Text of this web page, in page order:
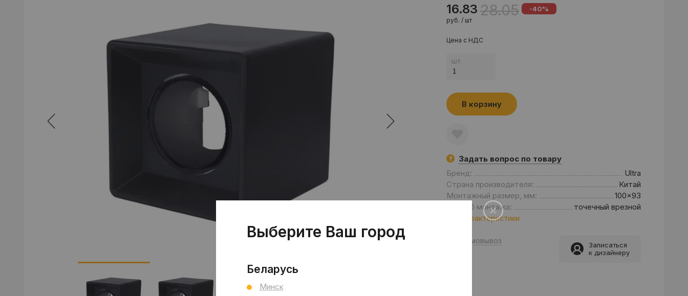
16.83
руб. / шт
28.05 -40%
Цена с НДС
шт.
В корзину
Задать вопрос по товару
Бренд:
Ultra
Страна производителя:
Китай
Монтажный размер, мм:
100x93
Способ монтажа:
точечный врезной
Все характеристики
Самовывоз
Записаться
к дизайнеру
Выберите Ваш город
Беларусь
Минск